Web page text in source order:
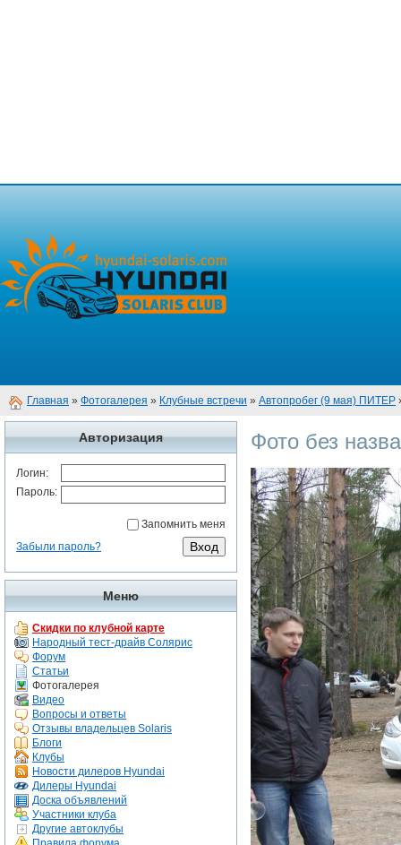
Главная » Фотогалерея » Клубные встречи » Автопробег (9 мая) ПИТЕР
Авторизация
Логин:
Пароль:
Запомнить меня
Забыли пароль?
Меню
Скидки по клубной карте
Народный тест-драйв Солярис
Форум
Статьи
Фотогалерея
Видео
Вопросы и ответы
Отзывы владельцев Solaris
Блоги
Клубы
Новости дилеров Hyundai
Дилеры Hyundai
Доска объявлений
Участники клуба
Другие автоклубы
Фото без